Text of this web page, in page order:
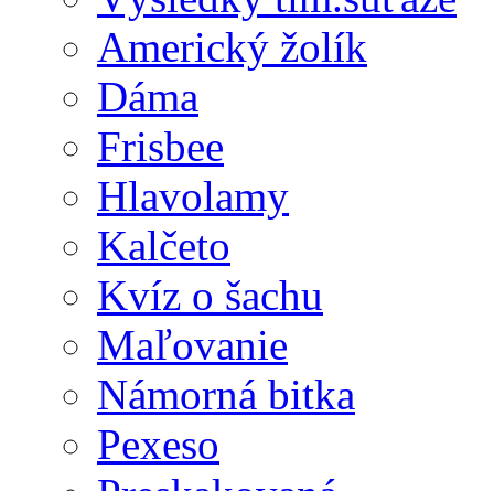
Americký žolík
Dáma
Frisbee
Hlavolamy
Kalčeto
Kvíz o šachu
Maľovanie
Námorná bitka
Pexeso